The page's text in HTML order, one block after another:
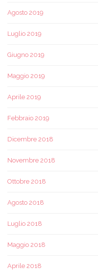
Agosto 2019
Luglio 2019
Giugno 2019
Maggio 2019
Aprile 2019
Febbraio 2019
Dicembre 2018
Novembre 2018
Ottobre 2018
Agosto 2018
Luglio 2018
Maggio 2018
Aprile 2018